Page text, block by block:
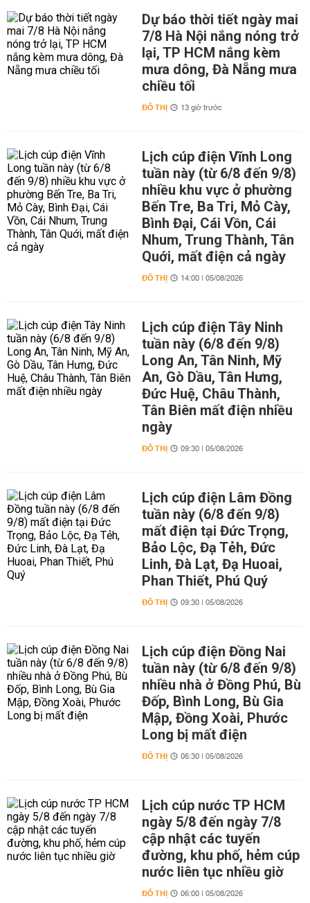
Dự báo thời tiết ngày mai
7/8 Hà Nội nắng nóng trở
lại, TP HCM nắng kèm
mưa dông, Đà Nẵng mưa
chiều tối
ĐÔ THỊ 13 giờ trước
Lịch cúp điện Vĩnh Long
tuần này (từ 6/8 đến 9/8)
nhiều khu vực ở phường
Bến Tre, Ba Tri, Mỏ Cày,
Bình Đại, Cái Vồn, Cái
Nhum, Trung Thành, Tân
Quới, mất điện cả ngày
ĐÔ THỊ 14:00 | 05/08/2026
Lịch cúp điện Tây Ninh
tuần này (6/8 đến 9/8)
Long An, Tân Ninh, Mỹ
An, Gò Dầu, Tân Hưng,
Đức Huệ, Châu Thành,
Tân Biên mất điện nhiều
ngày
ĐÔ THỊ 09:30 | 05/08/2026
Lịch cúp điện Lâm Đồng
tuần này (6/8 đến 9/8)
mất điện tại Đức Trọng,
Bảo Lộc, Đạ Tẻh, Đức
Linh, Đà Lạt, Đạ Huoai,
Phan Thiết, Phú Quý
ĐÔ THỊ 09:30 | 05/08/2026
Lịch cúp điện Đồng Nai
tuần này (từ 6/8 đến 9/8)
nhiều nhà ở Đồng Phú, Bù
Đốp, Bình Long, Bù Gia
Mập, Đồng Xoài, Phước
Long bị mất điện
ĐÔ THỊ 06:30 | 05/08/2026
Lịch cúp nước TP HCM
ngày 5/8 đến ngày 7/8
cập nhật các tuyến
đường, khu phố, hẻm cúp
nước liên tục nhiều giờ
ĐÔ THỊ 06:00 | 05/08/2026